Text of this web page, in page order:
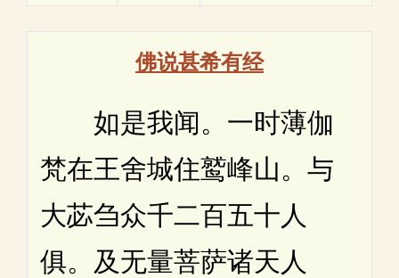
佛说甚希有经
如是我闻。一时薄伽
梵在王舍城住鹫峰山。与
大苾刍众千二百五十人
俱。及无量菩萨诸天人